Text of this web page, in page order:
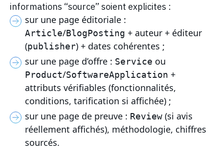
informations “source” soient explicites :
sur une page éditoriale :
Article/BlogPosting + auteur + éditeur
(publisher) + dates cohérentes ;
sur une page d’offre : Service ou
Product/SoftwareApplication +
attributs vérifiables (fonctionnalités,
conditions, tarification si affichée) ;
sur une page de preuve : Review (si avis
réellement affichés), méthodologie, chiffres
sourcés.